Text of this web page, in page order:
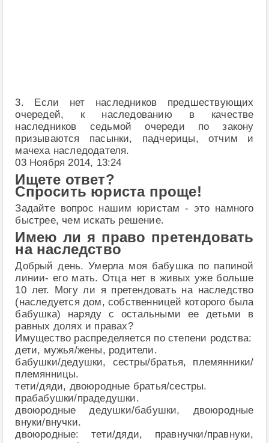
3. Если нет наследников предшествующих
очередей, к наследованию в качестве
наследников седьмой очереди по закону
призываются пасынки, падчерицы, отчим и
мачеха наследодателя.
03 Ноября 2014, 13:24
Ищете ответ?
Спросить юриста проще!
Задайте вопрос нашим юристам - это намного
быстрее, чем искать решение.
Имею ли я право претендовать
на наследство
Добрый день. Умерла моя бабушка по папиной
линии- его мать. Отца нет в живых уже больше
10 лет. Могу ли я претендовать на наследство
(наследуется дом, собственницей которого была
бабушка) наряду с остальными ее детьми в
равных долях и правах?
Имущество распределяется по степени родства:
дети, мужья/жены, родители.
бабушки/дедушки, сестры/братья, племянники/
племянницы.
тети/дяди, двоюродные братья/сестры.
прабабушки/прадедушки.
двоюродные дедушки/бабушки, двоюродные
внуки/внучки.
двоюродные: тети/дяди, правнучки/правнуки,